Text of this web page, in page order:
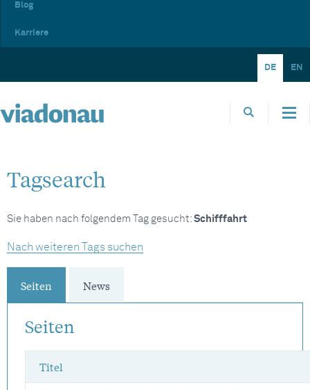
Blog
Karriere
DE EN
Tagsearch
Sie haben nach folgendem Tag gesucht: Schifffahrt
Nach weiteren Tags suchen
Seiten News
Seiten
Titel